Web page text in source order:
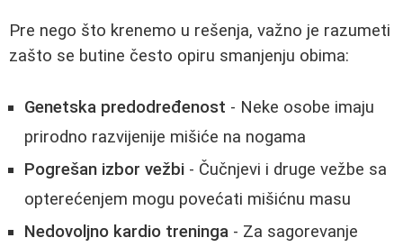
Pre nego što krenemo u rešenja, važno je razumeti
zašto se butine često opiru smanjenju obima:
Genetska predodređenost - Neke osobe imaju
prirodno razvijenije mišiće na nogama
Pogrešan izbor vežbi - Čučnjevi i druge vežbe sa
opterećenjem mogu povećati mišićnu masu
Nedovoljno kardio treninga - Za sagorevanje